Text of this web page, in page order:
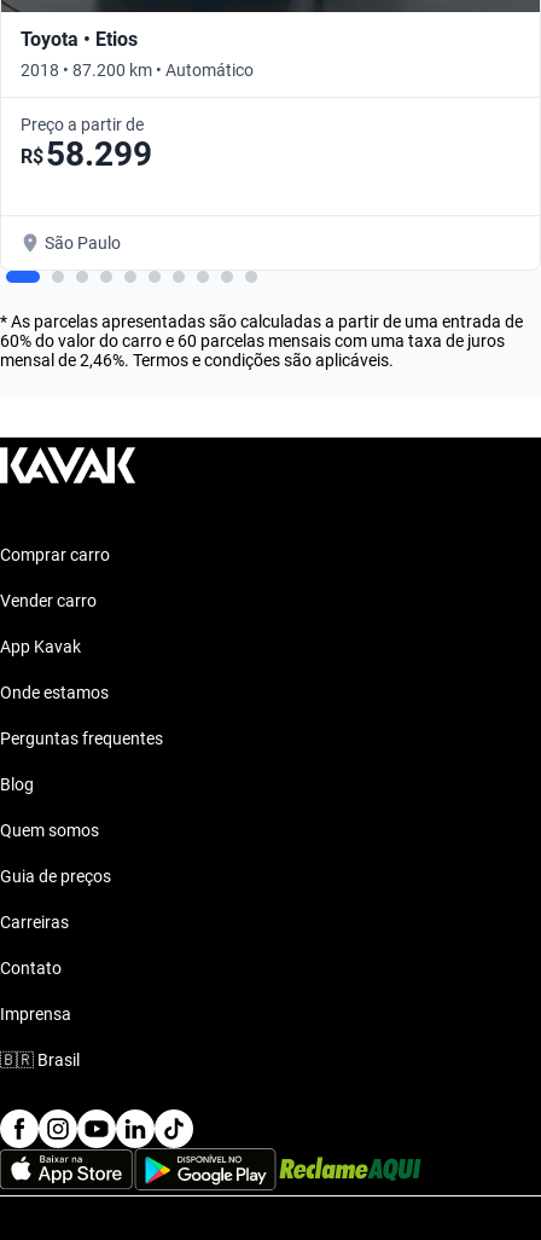
Toyota • Etios
2018 • 87.200 km • Automático
Preço a partir de
R$58.299
São Paulo
* As parcelas apresentadas são calculadas a partir de uma entrada de
60% do valor do carro e 60 parcelas mensais com uma taxa de juros
mensal de 2,46%. Termos e condições são aplicáveis.
Comprar carro
Vender carro
App Kavak
Onde estamos
Perguntas frequentes
Blog
Quem somos
Guia de preços
Carreiras
Contato
Imprensa
🇧🇷 Brasil